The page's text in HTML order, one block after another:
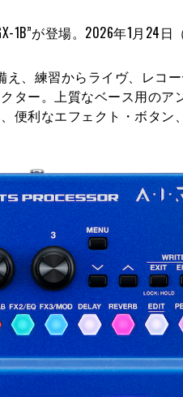
1B”が登場。2026年1月24日
え、練習からライヴ、レコ
ター。上質なベース用のア
利なエフェクト・ボタン、